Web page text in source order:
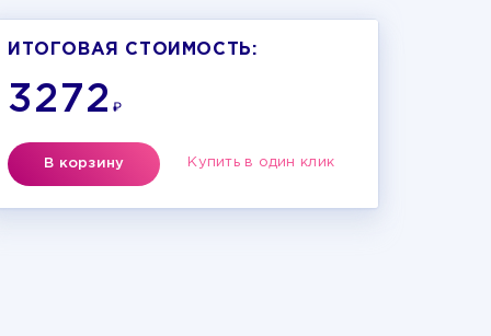
ИТОГОВАЯ СТОИМОСТЬ:
3272 ₽
В корзину Купить в один клик